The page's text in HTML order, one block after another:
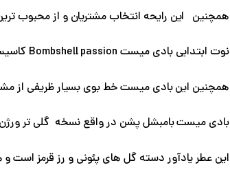
همچنین این رایحه انتخاب مشتریان و از محبوب
نوت ابتدایی بادی میست Bombshell passion کاسیس درخشان است نوت میانس آن پئونی قرمز و نوت پایه آن رز قرمز است .
همچنین این بادی میست خط بوی بسیار ظریفی از
بادی میست بامبشل پشن در واقع نسخه گلی تر ورژن
این عطر یادآور دسته گل های پئونی و رز قرمز است